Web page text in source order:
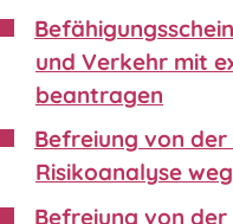
und Verkehr mit
beantragen
Befreiung von
Risikoanalyse
Befreiung von